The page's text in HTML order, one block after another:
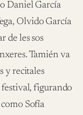
Daniel García
Olvido García
de les sos
Tamién va
y recitales
festival, figurando
Sofía